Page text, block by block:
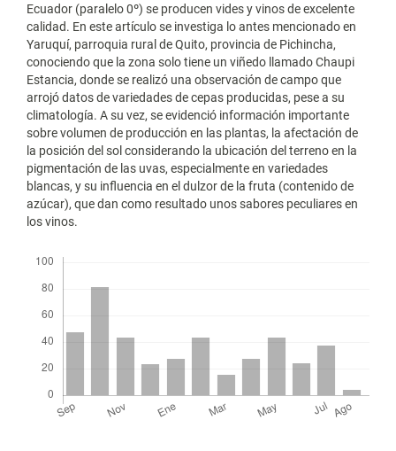
Ecuador (paralelo 0º) se producen vides y vinos de excelente
calidad. En este artículo se investiga lo antes mencionado en
Yaruquí, parroquia rural de Quito, provincia de Pichincha,
conociendo que la zona solo tiene un viñedo llamado Chaupi
Estancia, donde se realizó una observación de campo que
arrojó datos de variedades de cepas producidas, pese a su
climatología. A su vez, se evidenció información importante
sobre volumen de producción en las plantas, la afectación de
la posición del sol considerando la ubicación del terreno en la
pigmentación de las uvas, especialmente en variedades
blancas, y su influencia en el dulzor de la fruta (contenido de
azúcar), que dan como resultado unos sabores peculiares en
los vinos.